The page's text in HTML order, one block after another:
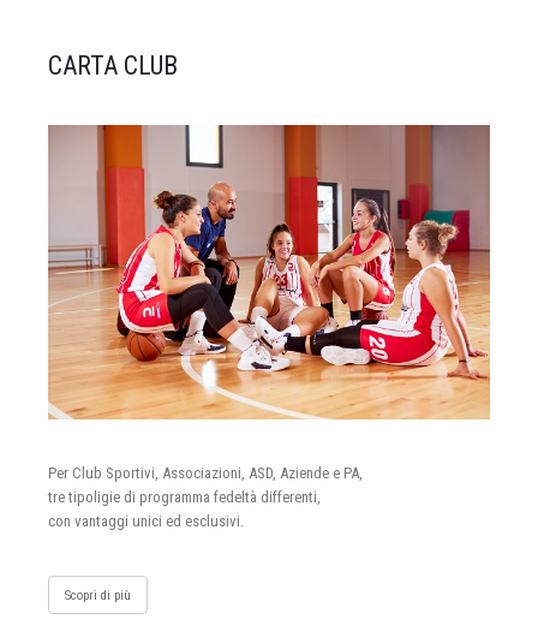
CARTA CLUB
Per Club Sportivi, Associazioni, ASD, Aziende e PA,
tre tipoligie di programma fedeltà differenti,
con vantaggi unici ed esclusivi.
Scopri di più